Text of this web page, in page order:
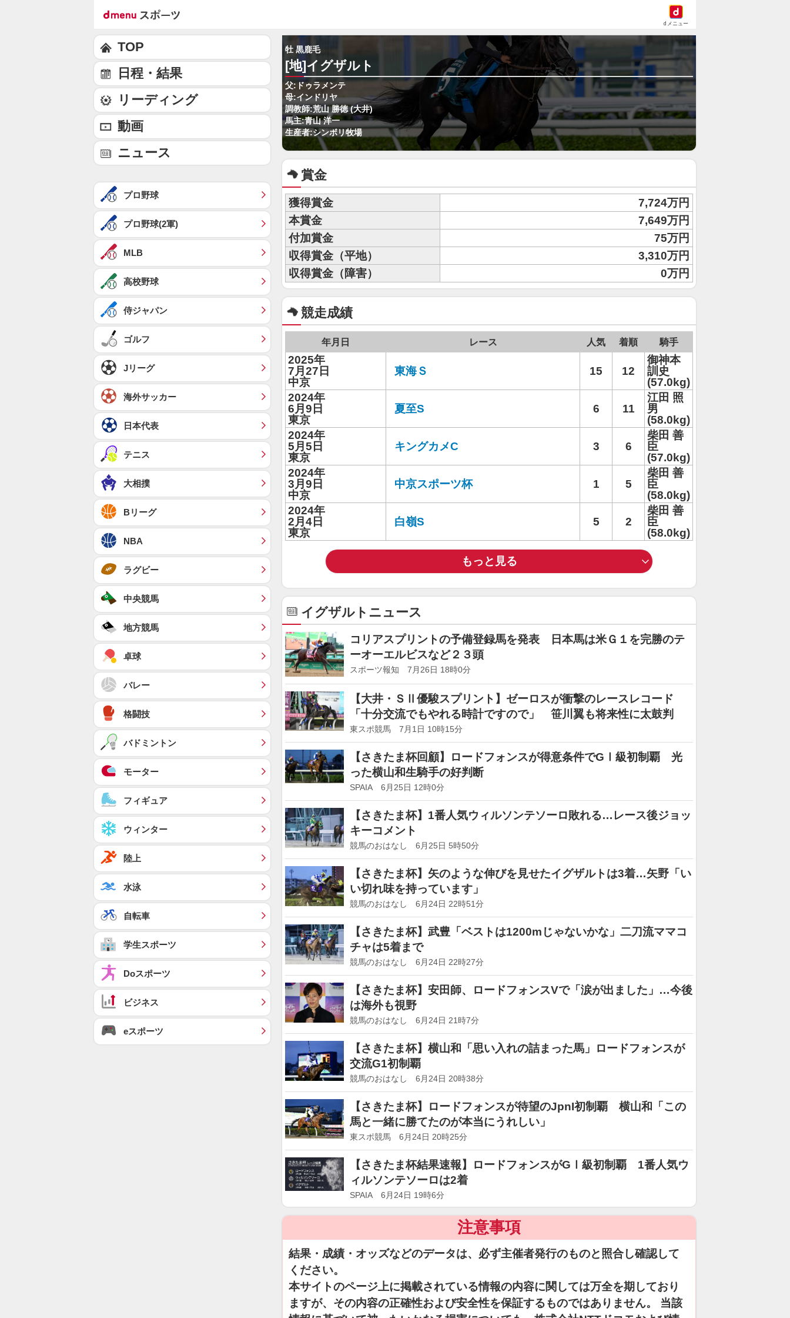
dメニュー
牡 黒鹿毛
[地]イグザルト
父:ドゥラメンテ
母:インドリヤ
調教師:荒山 勝徳 (大井)
馬主:青山 洋一
生産者:シンボリ牧場
賞金
獲得賞金
7,724万円
本賞金
7,649万円
付加賞金
75万円
収得賞金（平地）
3,310万円
収得賞金（障害）
0万円
競走成績
年月日 レース 人気 着順 騎手
2025年
7月27日
中京
東海Ｓ 15 12
御神本
訓史
(57.0kg)
2024年
6月9日
東京
夏至S 6 11
江田 照
男
(58.0kg)
2024年
5月5日
東京
キングカメC 3 6
柴田 善
臣
(57.0kg)
2024年
3月9日
中京
中京スポーツ杯 1 5
柴田 善
臣
(58.0kg)
2024年
2月4日
東京
白嶺S 5 2
柴田 善
臣
(58.0kg)
もっと見る
イグザルトニュース
コリアスプリントの予備登録馬を発表 日本馬は米Ｇ１を完勝のテ
ーオーエルビスなど２３頭
スポーツ報知 7月26日 18時0分
【大井・ＳⅡ優駿スプリント】ゼーロスが衝撃のレースレコード
「十分交流でもやれる時計ですので」 笹川翼も将来性に太鼓判
東スポ競馬 7月1日 10時15分
【さきたま杯回顧】ロードフォンスが得意条件でGⅠ級初制覇 光
った横山和生騎手の好判断
SPAIA 6月25日 12時0分
【さきたま杯】1番人気ウィルソンテソーロ敗れる…レース後ジョッ
キーコメント
競馬のおはなし 6月25日 5時50分
【さきたま杯】矢のような伸びを見せたイグザルトは3着…矢野「い
い切れ味を持っています」
競馬のおはなし 6月24日 22時51分
【さきたま杯】武豊「ベストは1200mじゃないかな」二刀流ママコ
チャは5着まで
競馬のおはなし 6月24日 22時27分
【さきたま杯】安田師、ロードフォンスVで「涙が出ました」…今後
は海外も視野
競馬のおはなし 6月24日 21時7分
【さきたま杯】横山和「思い入れの詰まった馬」ロードフォンスが
交流G1初制覇
競馬のおはなし 6月24日 20時38分
【さきたま杯】ロードフォンスが待望のJpnI初制覇 横山和「この
馬と一緒に勝てたのが本当にうれしい」
東スポ競馬 6月24日 20時25分
【さきたま杯結果速報】ロードフォンスがGⅠ級初制覇 1番人気ウ
ィルソンテソーロは2着
SPAIA 6月24日 19時6分
注意事項
結果・成績・オッズなどのデータは、必ず主催者発行のものと照合し確認して
ください。
本サイトのページ上に掲載されている情報の内容に関しては万全を期しており
ますが、その内容の正確性および安全性を保証するものではありません。 当該
TOP
日程・結果
リーディング
動画
ニュース
プロ野球
プロ野球(2軍)
MLB
高校野球
侍ジャパン
ゴルフ
Jリーグ
海外サッカー
日本代表
テニス
大相撲
Bリーグ
NBA
ラグビー
中央競馬
地方競馬
卓球
バレー
格闘技
バドミントン
モーター
フィギュア
ウィンター
陸上
水泳
自転車
学生スポーツ
Doスポーツ
ビジネス
eスポーツ